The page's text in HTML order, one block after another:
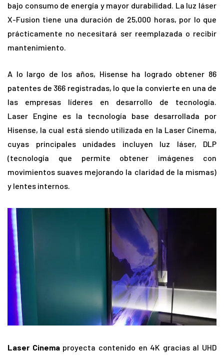
bajo consumo de energía y mayor durabilidad. La luz láser
X-Fusion tiene una duración de 25,000 horas, por lo que
prácticamente no necesitará ser reemplazada o recibir
mantenimiento.
A lo largo de los años, Hisense ha logrado obtener 86
patentes de 366 registradas, lo que la convierte en una de
las empresas líderes en desarrollo de tecnología.
Laser Engine es la tecnología base desarrollada por
Hisense, la cual está siendo utilizada en la Laser Cinema,
cuyas principales unidades incluyen luz láser, DLP
(tecnología que permite obtener imágenes con
movimientos suaves mejorando la claridad de la mismas)
y lentes internos.
Laser Cinemaproyecta contenido en 4K gracias al UHD